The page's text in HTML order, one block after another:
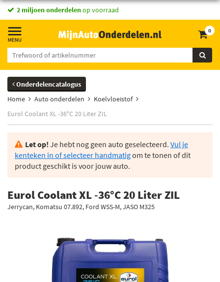
vandaag besteld,morgen in huis *
2 miljoen onderdelenop voorraad
0
Onderdelencatalogus
Home
Auto onderdelen
Koelvloeistof
Eurol Coolant XL -36°C 20 Liter ZIL
Let op! Je hebt nog geen auto geselecteerd. Vul je
kenteken in of selecteer handmatigom te tonen of dit
product geschikt is voor jouw auto.
Eurol Coolant XL -36°C 20 Liter ZIL
Jerrycan, Komatsu 07.892, Ford WSS-M, JASO M325